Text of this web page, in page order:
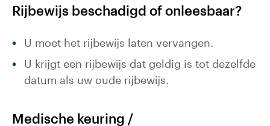
Rijbewijs beschadigd of onleesbaar?
U moet het rijbewijs laten vervangen.
U krijgt een rijbewijs dat geldig is tot dezelfde
datum als uw oude rijbewijs.
Medische keuring /